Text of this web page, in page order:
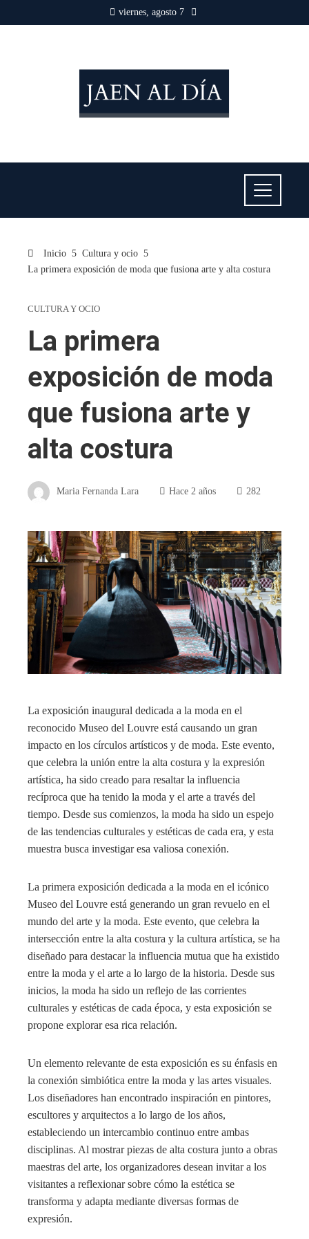
viernes, agosto 7
Inicio
Cultura y ocio
La primera exposición de moda que fusiona arte y alta costura
CULTURA Y OCIO
La primera
exposición de moda
que fusiona arte y
alta costura
Maria Fernanda Lara Hace 2 años 282
La exposición inaugural dedicada a la moda en el
reconocido Museo del Louvre está causando un gran
impacto en los círculos artísticos y de moda. Este evento,
que celebra la unión entre la alta costura y la expresión
artística, ha sido creado para resaltar la influencia
recíproca que ha tenido la moda y el arte a través del
tiempo. Desde sus comienzos, la moda ha sido un espejo
de las tendencias culturales y estéticas de cada era, y esta
muestra busca investigar esa valiosa conexión.
La primera exposición dedicada a la moda en el icónico
Museo del Louvre está generando un gran revuelo en el
mundo del arte y la moda. Este evento, que celebra la
intersección entre la alta costura y la cultura artística, se ha
diseñado para destacar la influencia mutua que ha existido
entre la moda y el arte a lo largo de la historia. Desde sus
inicios, la moda ha sido un reflejo de las corrientes
culturales y estéticas de cada época, y esta exposición se
propone explorar esa rica relación.
Un elemento relevante de esta exposición es su énfasis en
la conexión simbiótica entre la moda y las artes visuales.
Los diseñadores han encontrado inspiración en pintores,
escultores y arquitectos a lo largo de los años,
estableciendo un intercambio continuo entre ambas
disciplinas. Al mostrar piezas de alta costura junto a obras
maestras del arte, los organizadores desean invitar a los
visitantes a reflexionar sobre cómo la estética se
transforma y adapta mediante diversas formas de
expresión.